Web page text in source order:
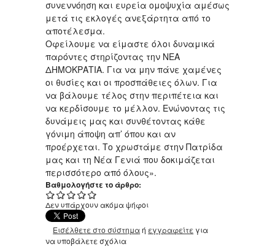
συνεννόηση και ευρεία ομοψυχία αμέσως
μετά τις εκλογές ανεξάρτητα από το
αποτέλεσμα.
Οφείλουμε να είμαστε όλοι δυναμικά
παρόντες στηρίζοντας την ΝΕΑ
ΔΗΜΟΚΡΑΤΙΑ. Για να μην πάνε χαμένες
οι θυσίες και οι προσπάθειες όλων. Για
να βάλουμε τέλος στην περιπέτεια και
να κερδίσουμε το μέλλον. Ενώνοντας τις
δυνάμεις μας και συνθέτοντας κάθε
γόνιμη άποψη απ’ όπου και αν
προέρχεται. Το χρωστάμε στην Πατρίδα
μας και τη Νέα Γενιά που δοκιμάζεται
περισσότερο από όλους».
Βαθμολογήστε το άρθρο:
Δεν υπάρχουν ακόμα ψήφοι
Εισέλθετε στο σύστημαή εγγραφείτε για
να υποβάλετε σχόλια